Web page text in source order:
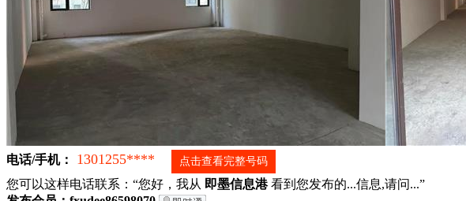
电话/手机： 1301255**** 点击查看完整号码
您可以这样电话联系：“您好，我从 即墨信息港看到您发布的...信息,请问...”